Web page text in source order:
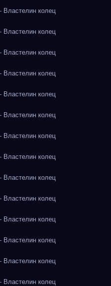
колец
колец
колец
колец
колец
колец
колец
колец
колец
колец
колец
колец
колец
колец